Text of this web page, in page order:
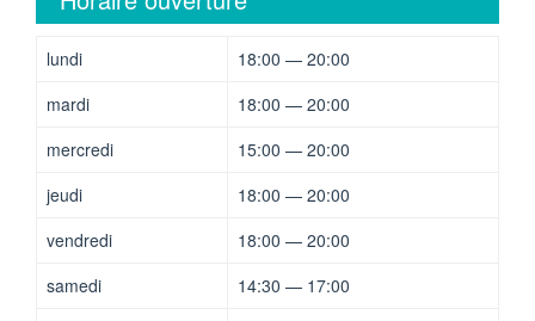
lundi
18:00 — 20:00
mardi
18:00 — 20:00
mercredi
15:00 — 20:00
jeudi
18:00 — 20:00
vendredi
18:00 — 20:00
samedi
14:30 — 17:00